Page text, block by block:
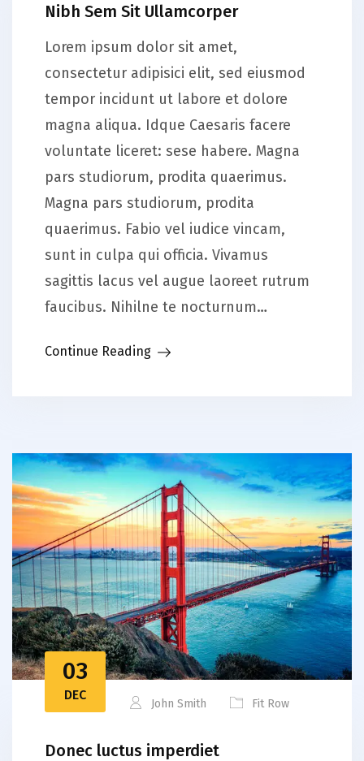
Nibh Sem Sit Ullamcorper
Lorem ipsum dolor sit amet,
consectetur adipisici elit, sed eiusmod
tempor incidunt ut labore et dolore
magna aliqua. Idque Caesaris facere
voluntate liceret: sese habere. Magna
pars studiorum, prodita quaerimus.
Magna pars studiorum, prodita
quaerimus. Fabio vel iudice vincam,
sunt in culpa qui officia. Vivamus
sagittis lacus vel augue laoreet rutrum
faucibus. Nihilne te nocturnum…
Continue Reading
03
DEC
John Smith Fit Row
Donec luctus imperdiet